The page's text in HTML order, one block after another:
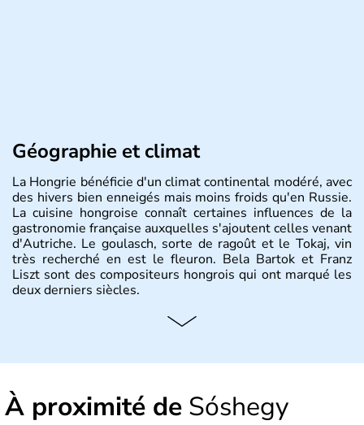
Géographie et climat
La Hongrie bénéficie d'un climat continental modéré, avec
des hivers bien enneigés mais moins froids qu'en Russie.
La cuisine hongroise connaît certaines influences de la
gastronomie française auxquelles s'ajoutent celles venant
d'Autriche. Le goulasch, sorte de ragoût et le Tokaj, vin
très recherché en est le fleuron. Bela Bartok et Franz
Liszt sont des compositeurs hongrois qui ont marqué les
deux derniers siècles.
Histoire et administration
depuis 2004, la Hongrie est aussi appelée « pays magyar
pays dont la langue est bien-sûr le hongrois et la
monnaie le forint. Sa capitale s'appelle Budapest.
À proximité de Sóshegy